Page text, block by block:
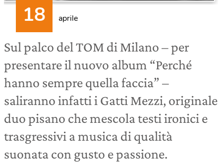
aprile
Sul palco del TOM di Milano – per
presentare il nuovo album “Perché
hanno sempre quella faccia” –
saliranno infatti i Gatti Mezzi, originale
duo pisano che mescola testi ironici e
trasgressivi a musica di qualità
suonata con gusto e passione.